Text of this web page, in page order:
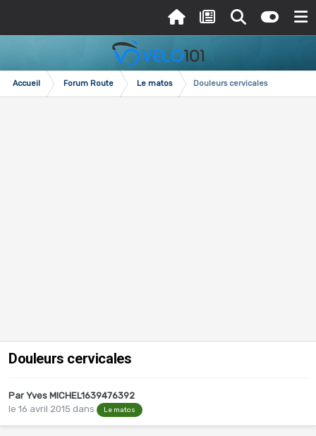
Accueil Forum Route Le matos Douleurs cervicales
Douleurs cervicales
Par Yves MICHEL1639476392
le 16 avril 2015 dans Le matos